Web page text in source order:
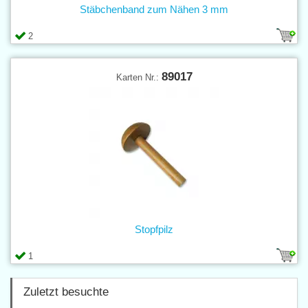
2
Stäbchenband zum Nähen 3 mm
Karten Nr.: 89017
1
Stopfpilz
Zuletzt besuchte